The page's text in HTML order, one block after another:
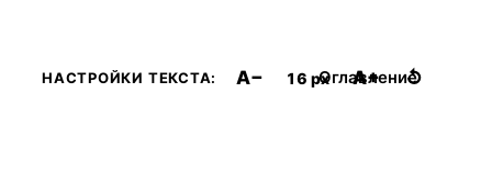
НАСТРОЙКИ ТЕКСТА: A− 16 px A+ ↺
Оглавление